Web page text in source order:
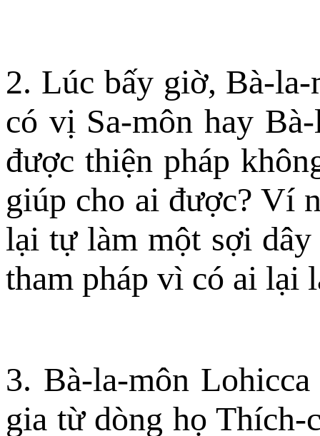
2. Lúc bấy giờ, Bà-
có vị Sa-môn hay
được thiện pháp
giúp cho ai được? Ví
lại tự làm một sợi dây
tham pháp vì có ai lại
3. Bà-la-môn
gia từ dòng họ Thích-